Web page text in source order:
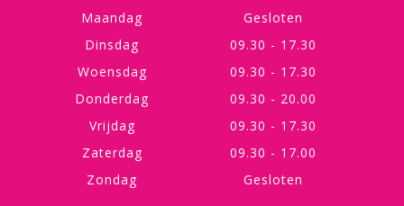
Maandag
Gesloten
Dinsdag
09.30 - 17.30
Woensdag
09.30 - 17.30
Donderdag
09.30 - 20.00
Vrijdag
09.30 - 17.30
Zaterdag
09.30 - 17.00
Zondag
Gesloten